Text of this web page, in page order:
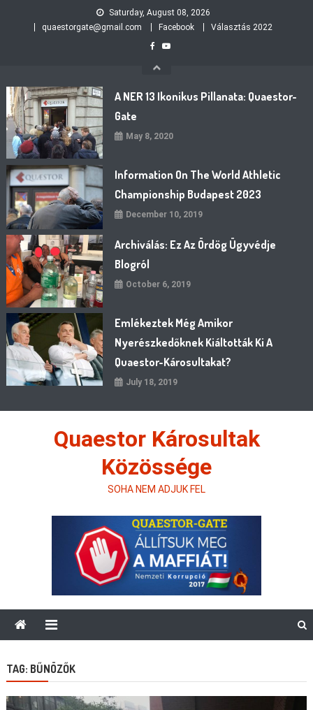
Saturday, August 08, 2026
quaestorgate@gmail.com
Facebook Választás 2022
A NER 13 Ikonikus Pillanata: Quaestor-
Gate
May 8, 2020
Information On The World Athletic
Championship Budapest 2023
December 10, 2019
Archiválás: Ez Az Ördög Ügyvédje
Blogról
October 6, 2019
Emlékeztek Még Amikor
Nyerészkedőknek Kiáltották Ki A
Quaestor-Károsultakat?
July 18, 2019
Quaestor Károsultak
Közössége
SOHA NEM ADJUK FEL
TAG: BŰNÖZŐK